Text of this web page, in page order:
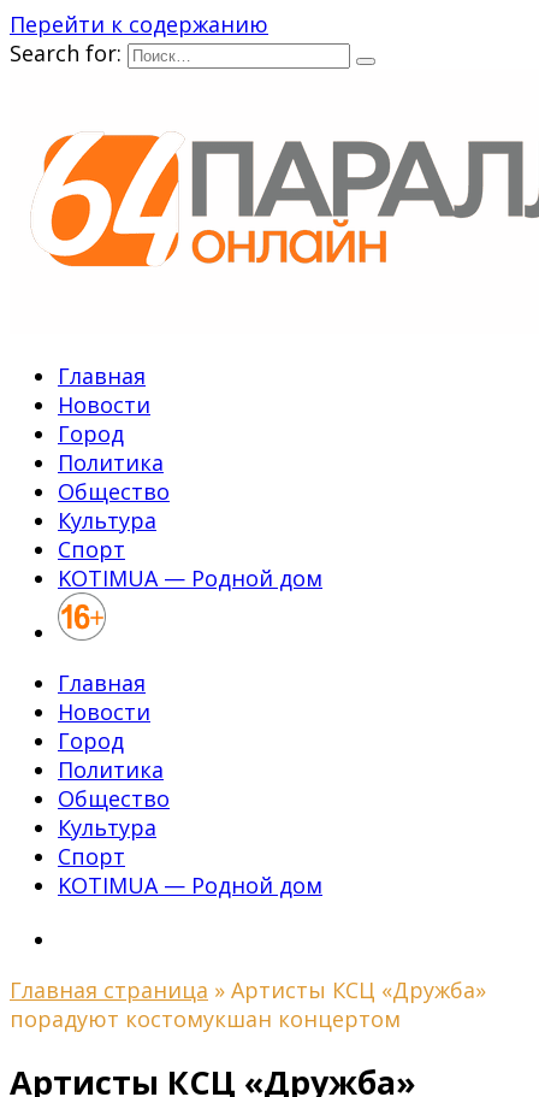
Перейти к содержанию
Search for:
Главная
Новости
Город
Политика
Общество
Культура
Спорт
KOTIMUA — Родной дом
Главная
Новости
Город
Политика
Общество
Культура
Спорт
KOTIMUA — Родной дом
Главная страница » Артисты КСЦ «Дружба»
порадуют костомукшан концертом
Артисты КСЦ «Дружба»